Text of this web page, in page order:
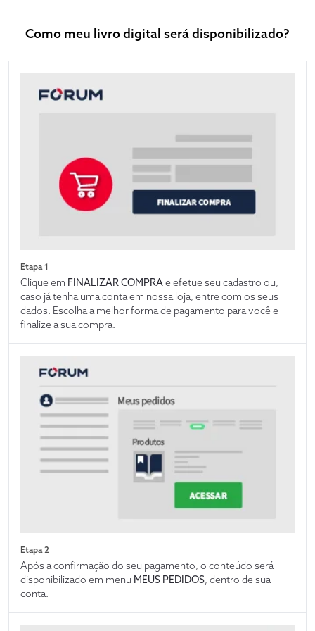
Como meu livro digital será disponibilizado?
Etapa 1
Clique em FINALIZAR COMPRAe efetue seu cadastro ou,
caso já tenha uma conta em nossa loja, entre com os seus
dados. Escolha a melhor forma de pagamento para você e
finalize a sua compra.
Etapa 2
Após a confirmação do seu pagamento, o conteúdo será
disponibilizado em menu MEUS PEDIDOS, dentro de sua
conta.